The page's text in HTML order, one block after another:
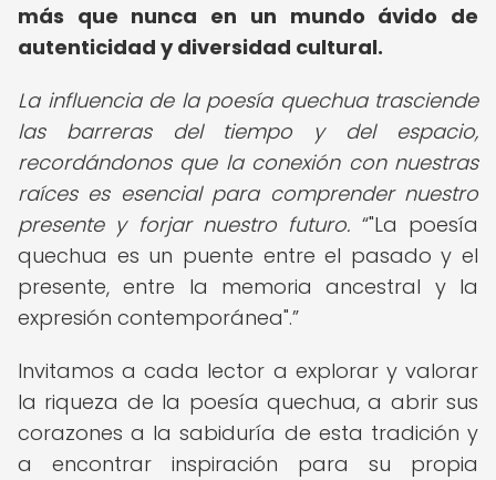
más que nunca en un mundo ávido de
autenticidad y diversidad cultural.
La influencia de la poesía quechua trasciende
las barreras del tiempo y del espacio,
recordándonos que la conexión con nuestras
raíces es esencial para comprender nuestro
presente y forjar nuestro futuro.
"La poesía
quechua es un puente entre el pasado y el
presente, entre la memoria ancestral y la
expresión contemporánea".
Invitamos a cada lector a explorar y valorar
la riqueza de la poesía quechua, a abrir sus
corazones a la sabiduría de esta tradición y
a encontrar inspiración para su propia